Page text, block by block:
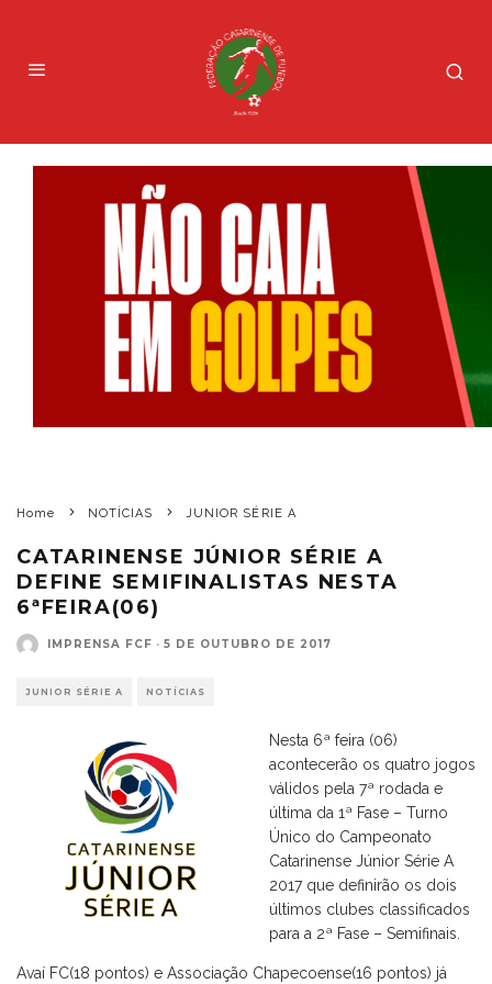
Home NOTÍCIAS JUNIOR SÉRIE A
CATARINENSE JÚNIOR SÉRIE A
DEFINE SEMIFINALISTAS NESTA
6ªFEIRA(06)
IMPRENSA FCF · 5 DE OUTUBRO DE 2017
JUNIOR SÉRIE A NOTÍCIAS
Nesta 6ª feira (06)
acontecerão os quatro jogos
válidos pela 7ª rodada e
última da 1ª Fase – Turno
Único do Campeonato
Catarinense Júnior Série A
2017 que definirão os dois
últimos clubes classificados
para a 2ª Fase – Semifinais.
Avaí FC(18 pontos) e Associação Chapecoense(16 pontos) já